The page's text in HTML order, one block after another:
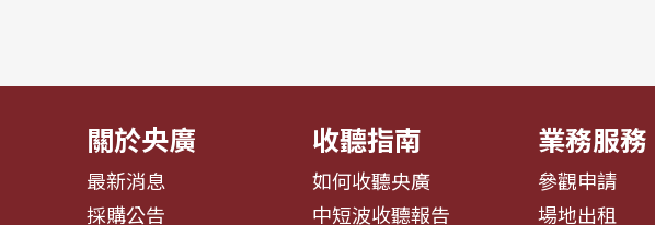
關於央廣
最新消息
採購公告
收聽指南
如何收聽央廣
中短波收聽報告
業務服務
參觀申請
場地出租